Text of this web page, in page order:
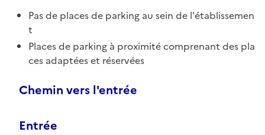
Pas de places de parking au sein de l'établissemen
t
Places de parking à proximité comprenant des pla
ces adaptées et réservées
Chemin vers l'entrée
Entrée